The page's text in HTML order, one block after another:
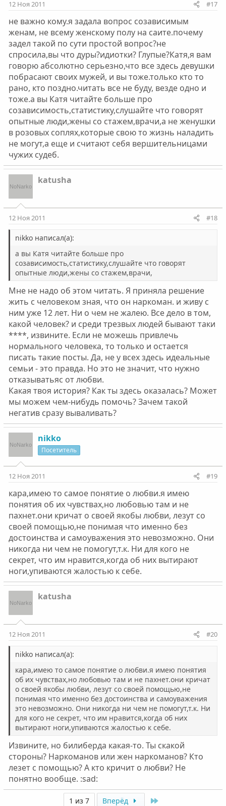
12 Ноя 2011 #17
не важно кому.я задала вопрос созависимым
женам, не всему женскому полу на саите.почему
задел такой по сути простой вопрос?не
спросила,вы что дуры?идиотки? Глупые?Катя,я вам
говорю абсолютно серьезно,что все здесь девушки
побрасают своих мужей, и вы тоже.только кто то
рано, кто поздно.читать все не буду, везде одно и
тоже.а вы Катя читайте больше про
созависимость,статистику,слушайте что говорят
опытные люди,жены со стажем,врачи,а не женушки
в розовых соплях,которые свою то жизнь наладить
не могут,а еще и считают себя вершительницами
чужих судеб.
katusha
12 Ноя 2011 #18
nikko написал(а):
а вы Катя читайте больше про
созависимость,статистику,слушайте что говорят
опытные люди,жены со стажем,врачи,
Мне не надо об этом читать. Я приняла решение
жить с человеком зная, что он наркоман. и живу с
ним уже 12 лет. Ни о чем не жалею. Все дело в том,
какой человек? и среди трезвых людей бывают таки
****, извините. Если не можешь привлечь
нормального человека, то только и остается
писать такие посты. Да, не у всех здесь идеальные
семьи - это правда. Но это не значит, что нужно
отказыватьяс от любви.
Какая твоя история? Как ты здесь оказалась? Может
мы можем чем-нибудь помочь? Зачем такой
негатив сразу вываливать?
nikko
Посетитель
12 Ноя 2011 #19
кара,имею то самое понятие о любви.я имею
понятия об их чувствах,но любовью там и не
пахнет.они кричат о своей якобы любви, лезут со
своей помощью,не понимая что именно без
достоинства и самоуважения это невозможно. Они
никогда ни чем не помогут,т.к. Ни для кого не
секрет, что им нравится,когда об них вытирают
ноги,упиваются жалостью к себе.
katusha
12 Ноя 2011 #20
nikko написал(а):
кара,имею то самое понятие о любви.я имею понятия
об их чувствах,но любовью там и не пахнет.они кричат
о своей якобы любви, лезут со своей помощью,не
понимая что именно без достоинства и самоуважения
это невозможно. Они никогда ни чем не помогут,т.к. Ни
для кого не секрет, что им нравится,когда об них
вытирают ноги,упиваются жалостью к себе.
Извините, но билиберда какая-то. Ты скакой
стороны? Наркоманов или жен наркоманов? Кто
лезет с помощью? А кто кричит о любви? Не
понятно вообще. :sad:
1 из 7 Вперёд